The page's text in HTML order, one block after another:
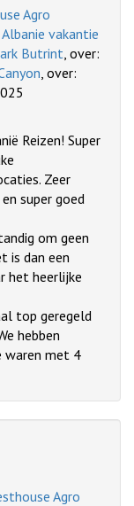
Agro
Albanie vakantie
Butrint, over:
, over:
Reizen! Super
Zeer
super goed
om geen
is dan een
het heerlijke
top geregeld
hebben
waren met 4
Agro